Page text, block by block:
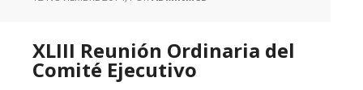
XLIII Reunión Ordinaria del
Comité Ejecutivo